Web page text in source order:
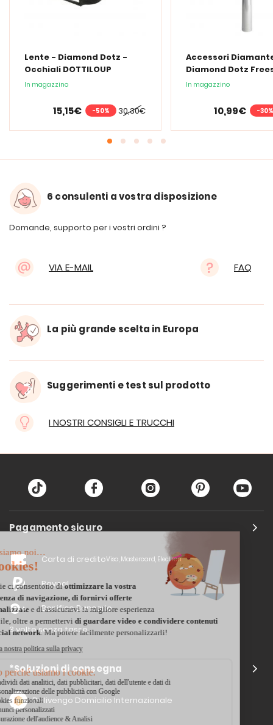
Lente - Diamond Dotz -
Occhiali DOTTILOUP
In magazzino
30,30€
15,15€ -50%
Accessori
Diamond Dotz
Film di protezione
In magazzino
10,99€ -30%
6 consulenti a vostra disposizione
Domande, supporto per i vostri ordini ?
VIA E-MAIL FAQ
La più grande scelta in Europa
Suggerimenti e test sul prodotto
I NOSTRI CONSIGLI E TRUCCHI
Pagamento sicuro
Carta di creditoVisa, Mastercard, Electron
Paypal
Bonifico Bancario
3 volte senza tasse
*Soluzioni di consegna
Delivengo Domicilio Internazionale